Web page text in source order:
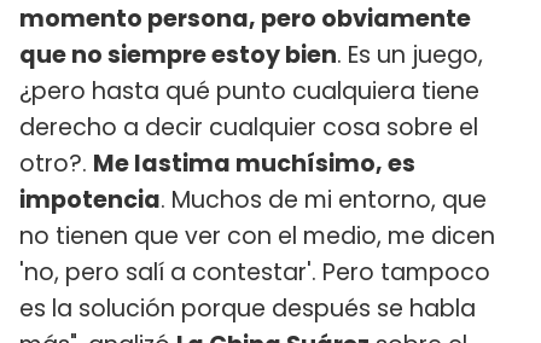
momento persona, pero obviamente
que no siempre estoy bien. Es un juego,
¿pero hasta qué punto cualquiera tiene
derecho a decir cualquier cosa sobre el
otro?. Me lastima muchísimo, es
impotencia. Muchos de mi entorno, que
no tienen que ver con el medio, me dicen
'no, pero salí a contestar'. Pero tampoco
es la solución porque después se habla